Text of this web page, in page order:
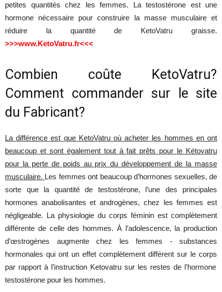
petites
quantités chez les femmes. La testostérone est
une
hormone nécessaire pour construire la masse musculaireet
réduire la quantitéde KetoVatru graisse.
>>>www.KetoVatru.fr<<<
Combien coûte KetoVatru?
Comment commander sur le site
du Fabricant?
La différence est que KetoVatru où acheter les hommes en ont
beaucoup et sont également tout à fait prêts pour le Kétovatru
pour la perte de poids au prix du développement de la masse
musculaire. Les femmes ont beaucoup d’hormones sexuelles, de
sorte
quela quantitéde testostérone, l’une des principales
hormones anabolisantes etandrogènes, chez les femmes est
négligeable. La physiologie du corps féminin est complètement
différente de celledes hommes. À l’adolescence, la production
d’œstrogènes
augmente chez les femmes - substances
hormonales qui ont un effet complètement différent sur le corps
par rapport à l’instruction Ketovatru sur les restes de l’hormone
testostérone pour les hommes.